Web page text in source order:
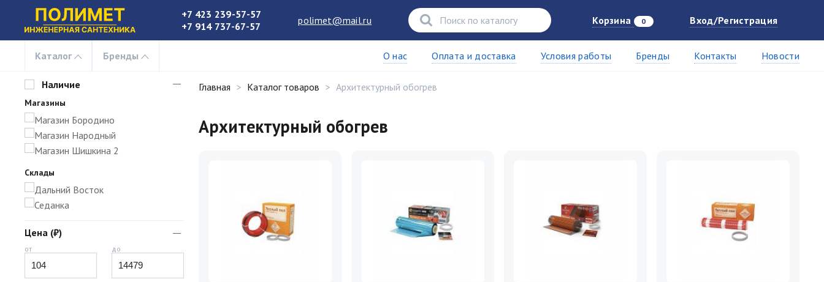
+7 423 239-57-57
+7 914 737-67-57
polimet@mail.ru Корзина 0 Вход/Регистрация
Каталог Бренды О нас Оплата и доставка Условия работы Бренды Контакты Новости
Наличие
Магазины
Магазин Бородино
Магазин Народный
Магазин Шишкина 2
Склады
Дальний Восток
Седанка
Цена (₽)
от до
Главная Каталог товаров Архитектурный обогрев
Архитектурный обогрев